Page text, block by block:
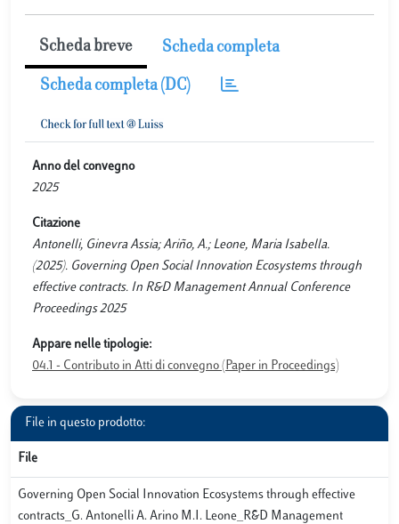
Scheda breve Scheda completa
Scheda completa (DC)
Anno del convegno
2025
Citazione
Antonelli, Ginevra Assia; Ariño, A.; Leone, Maria Isabella.
(2025). Governing Open Social Innovation Ecosystems through
effective contracts. In R&D Management Annual Conference
Proceedings 2025
Appare nelle tipologie:
04.1 - Contributo in Atti di convegno (Paper in Proceedings)
File in questo prodotto:
File
Governing Open Social Innovation Ecosystems through effective
contracts_G. Antonelli A. Arino M.I. Leone_R&D Management